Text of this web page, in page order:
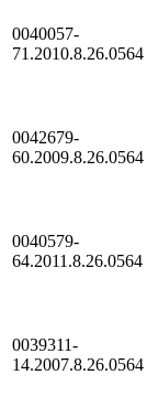
0040057-
71.2010.8.26.0564
0042679-
60.2009.8.26.0564
0040579-
64.2011.8.26.0564
0039311-
14.2007.8.26.0564